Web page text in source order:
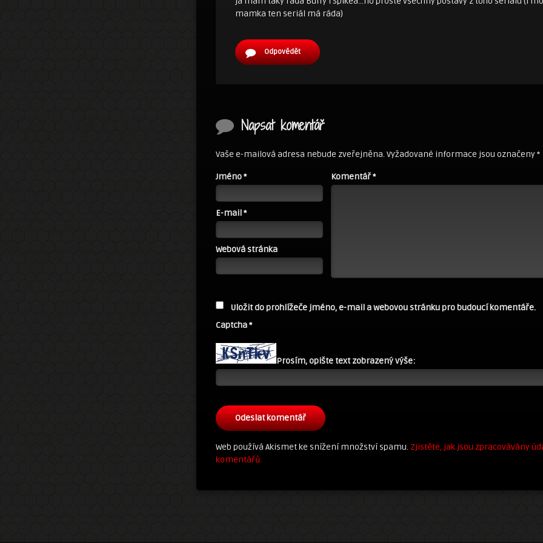
mamka ten seriál má ráda)
Odpovědět
Napsat komentář
Vaše e-mailová adresa nebude zveřejněna. Vyžadované informace jsou označeny*
Komentář*
Jméno*
E-mail*
Webová stránka
Uložit do prohlížeče jméno, e-mail a webovou stránku pro budoucí komentáře.
Captcha*
Prosím, opište text zobrazený výše:
Web používá Akismet ke snížení množství spamu. Zjistěte, jak jsou zpracovávány
komentářů.